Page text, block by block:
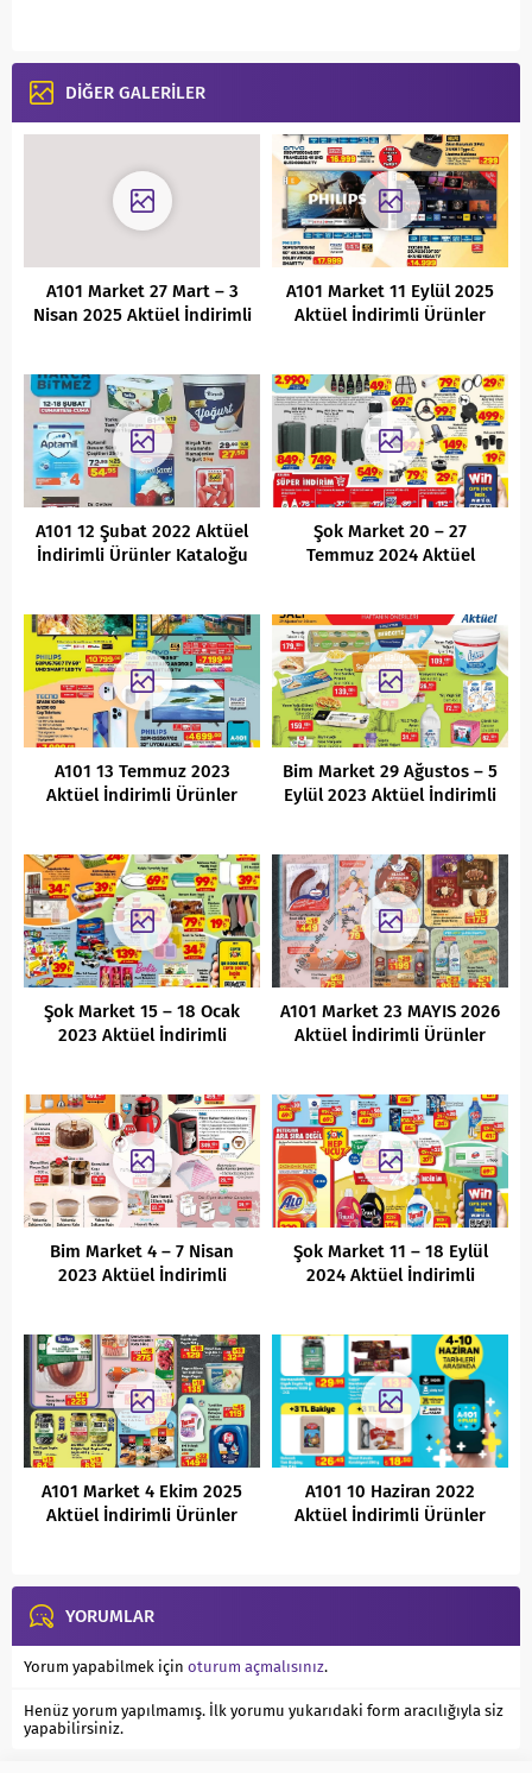
DİĞER GALERİLER
A101 Market 27 Mart – 3
Nisan 2025 Aktüel İndirimli
A101 Market 11 Eylül 2025
Aktüel İndirimli Ürünler
A101 12 Şubat 2022 Aktüel
İndirimli Ürünler Kataloğu
Şok Market 20 – 27
Temmuz 2024 Aktüel
A101 13 Temmuz 2023
Aktüel İndirimli Ürünler
Bim Market 29 Ağustos – 5
Eylül 2023 Aktüel İndirimli
Şok Market 15 – 18 Ocak
2023 Aktüel İndirimli
A101 Market 23 MAYIS 2026
Aktüel İndirimli Ürünler
Bim Market 4 – 7 Nisan
2023 Aktüel İndirimli
Şok Market 11 – 18 Eylül
2024 Aktüel İndirimli
A101 Market 4 Ekim 2025
Aktüel İndirimli Ürünler
A101 10 Haziran 2022
Aktüel İndirimli Ürünler
YORUMLAR
Yorum yapabilmek için oturum açmalısınız.
Henüz yorum yapılmamış. İlk yorumu yukarıdaki form aracılığıyla siz
yapabilirsiniz.